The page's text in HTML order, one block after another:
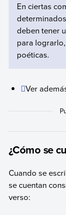
En ciertas
deben tener
para
poéticas.
Ver
¿Cómo se
Cuando se
se cuentan
verso: